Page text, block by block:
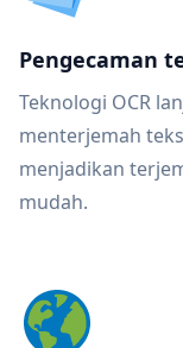
Pengecaman
Teknologi OCR
menterjemah
menjadikan
mudah.